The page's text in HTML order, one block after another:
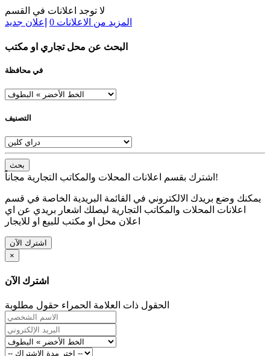
لا توجد اعلانات في القسم
المزيد من الاعلانات 0 إعلان جديد
البحث عن محل تجاري او مكتب
في محافظة
التصنيف
بحث
اشترك بقسم اعلانات المحلات والمكاتب التجارية مجاناً!
يمكنك وضع بريدك الالكتروني في القائمة البريدية الخاصة في قسم
اعلانات المحلات والمكاتب التجارية ليصلك اشعار بريدي عن اي
اعلان محل او مكتب للبيع او للايجار
اشترك الآن
×
اشترك الآن
الحقول ذات العلامة الحمراء حقول مطلوبة